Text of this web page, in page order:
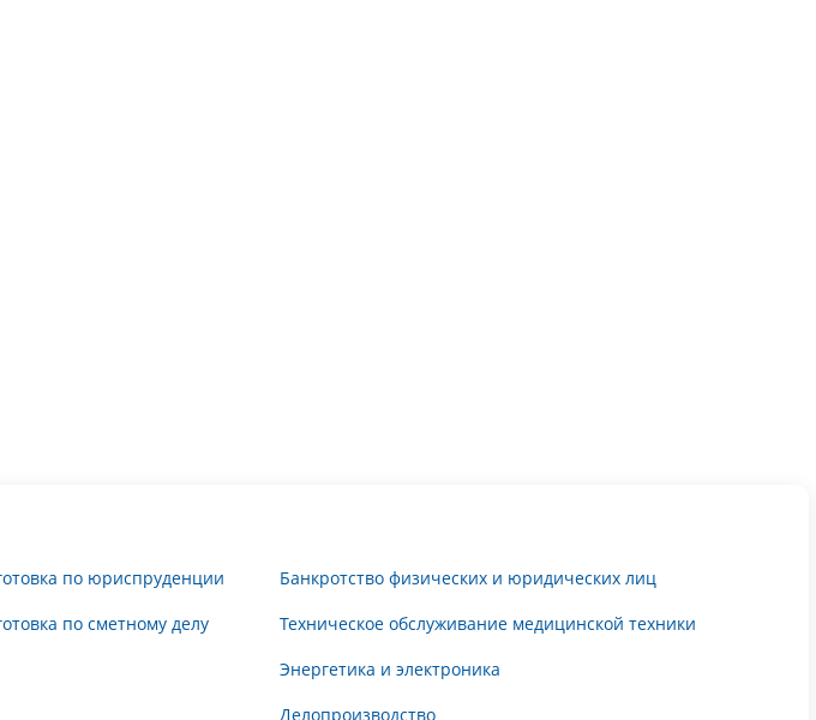
по юриспруденции
Банкротство физических и юридических лиц
по сметному делу
Техническое обслуживание медицинской техники
Энергетика и электроника
Делопроизводство